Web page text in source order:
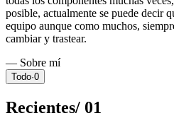
posible, actualmente se puede decir
equipo aunque como muchos,
cambiar y trastear.
— Sobre mí
Todo·0
Recientes/ 01